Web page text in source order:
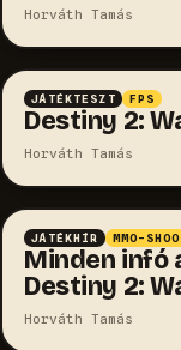
Horváth Tamás
JÁTÉKTESZT FPS
Destiny 2:
Horváth Tamás
JÁTÉKHÍR MMO-
Minden infó
Destiny 2:
Horváth Tamás